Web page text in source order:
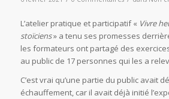
L’atelier pratique et participatif « Vivre
stoïciens» a tenu ses promesses
les formateurs ont partagé des
au public de 17 personnes qui les a
C’est vrai qu’une partie du public avait
échauffement, car il avait déjà initié